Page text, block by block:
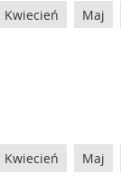
Kwiecień Maj
Kwiecień Maj